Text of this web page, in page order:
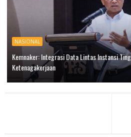
NASIONAL
Kemnaker: Integrasi Data Lintas Instansi
Ketenagakerjaan